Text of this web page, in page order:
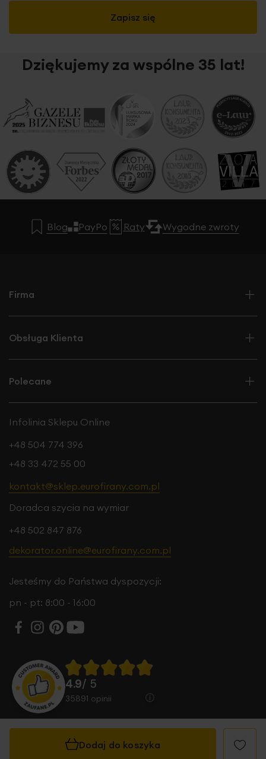
Dodaj do koszyka
Zapisz się
Dziękujemy za wspólne 35 lat!
Blog PayPo Raty Wygodne zwroty
Firma
Obsługa Klienta
Polecane
Infolinia Sklepu Online
+48 504 774 396
+48 33 472 55 00
kontakt@sklep.eurofirany.com.pl
Doradca szycia na wymiar
+48 502 847 876
dekorator.online@eurofirany.com.pl
Jesteśmy do Państwa dyspozycji:
pn - pt: 8:00 - 16:00
4.9/ 5
35891 opinii